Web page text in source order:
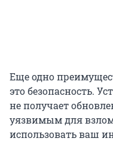
Еще одно
это безопасность.
не получает
уязвимым для
использовать ваш